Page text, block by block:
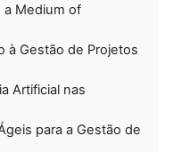
a Medium of
à Gestão de Projetos
Artificial nas
para a Gestão de